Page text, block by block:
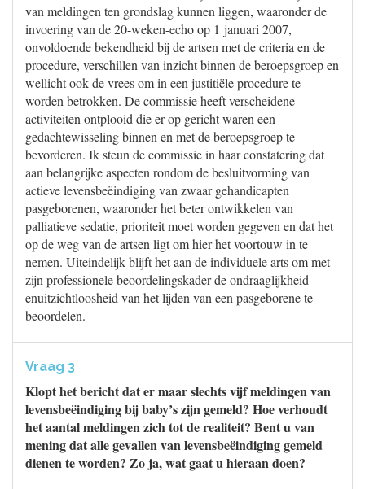
van meldingen ten grondslag kunnen liggen, waaronder de
invoering van de 20-weken-echo op 1 januari 2007,
onvoldoende bekendheid bij de artsen met de criteria en de
procedure, verschillen van inzicht binnen de beroepsgroep en
wellicht ook de vrees om in een justitiële procedure te
worden betrokken. De commissie heeft verscheidene
activiteiten ontplooid die er op gericht waren een
gedachtewisseling binnen en met de beroepsgroep te
bevorderen. Ik steun de commissie in haar constatering dat
aan belangrijke aspecten rondom de besluitvorming van
actieve levensbeëindiging van zwaar gehandicapten
pasgeborenen, waaronder het beter ontwikkelen van
palliatieve sedatie, prioriteit moet worden gegeven en dat het
op de weg van de artsen ligt om hier het voortouw in te
nemen. Uiteindelijk blijft het aan de individuele arts om met
zijn professionele beoordelingskader de ondraaglijkheid
enuitzichtloosheid van het lijden van een pasgeborene te
beoordelen.
Vraag 3
Klopt het bericht dat er maar slechts vijf meldingen van
levensbeëindiging bij baby’s zijn gemeld? Hoe verhoudt
het aantal meldingen zich tot de realiteit? Bent u van
mening dat alle gevallen van levensbeëindiging gemeld
dienen te worden? Zo ja, wat gaat u hieraan doen?